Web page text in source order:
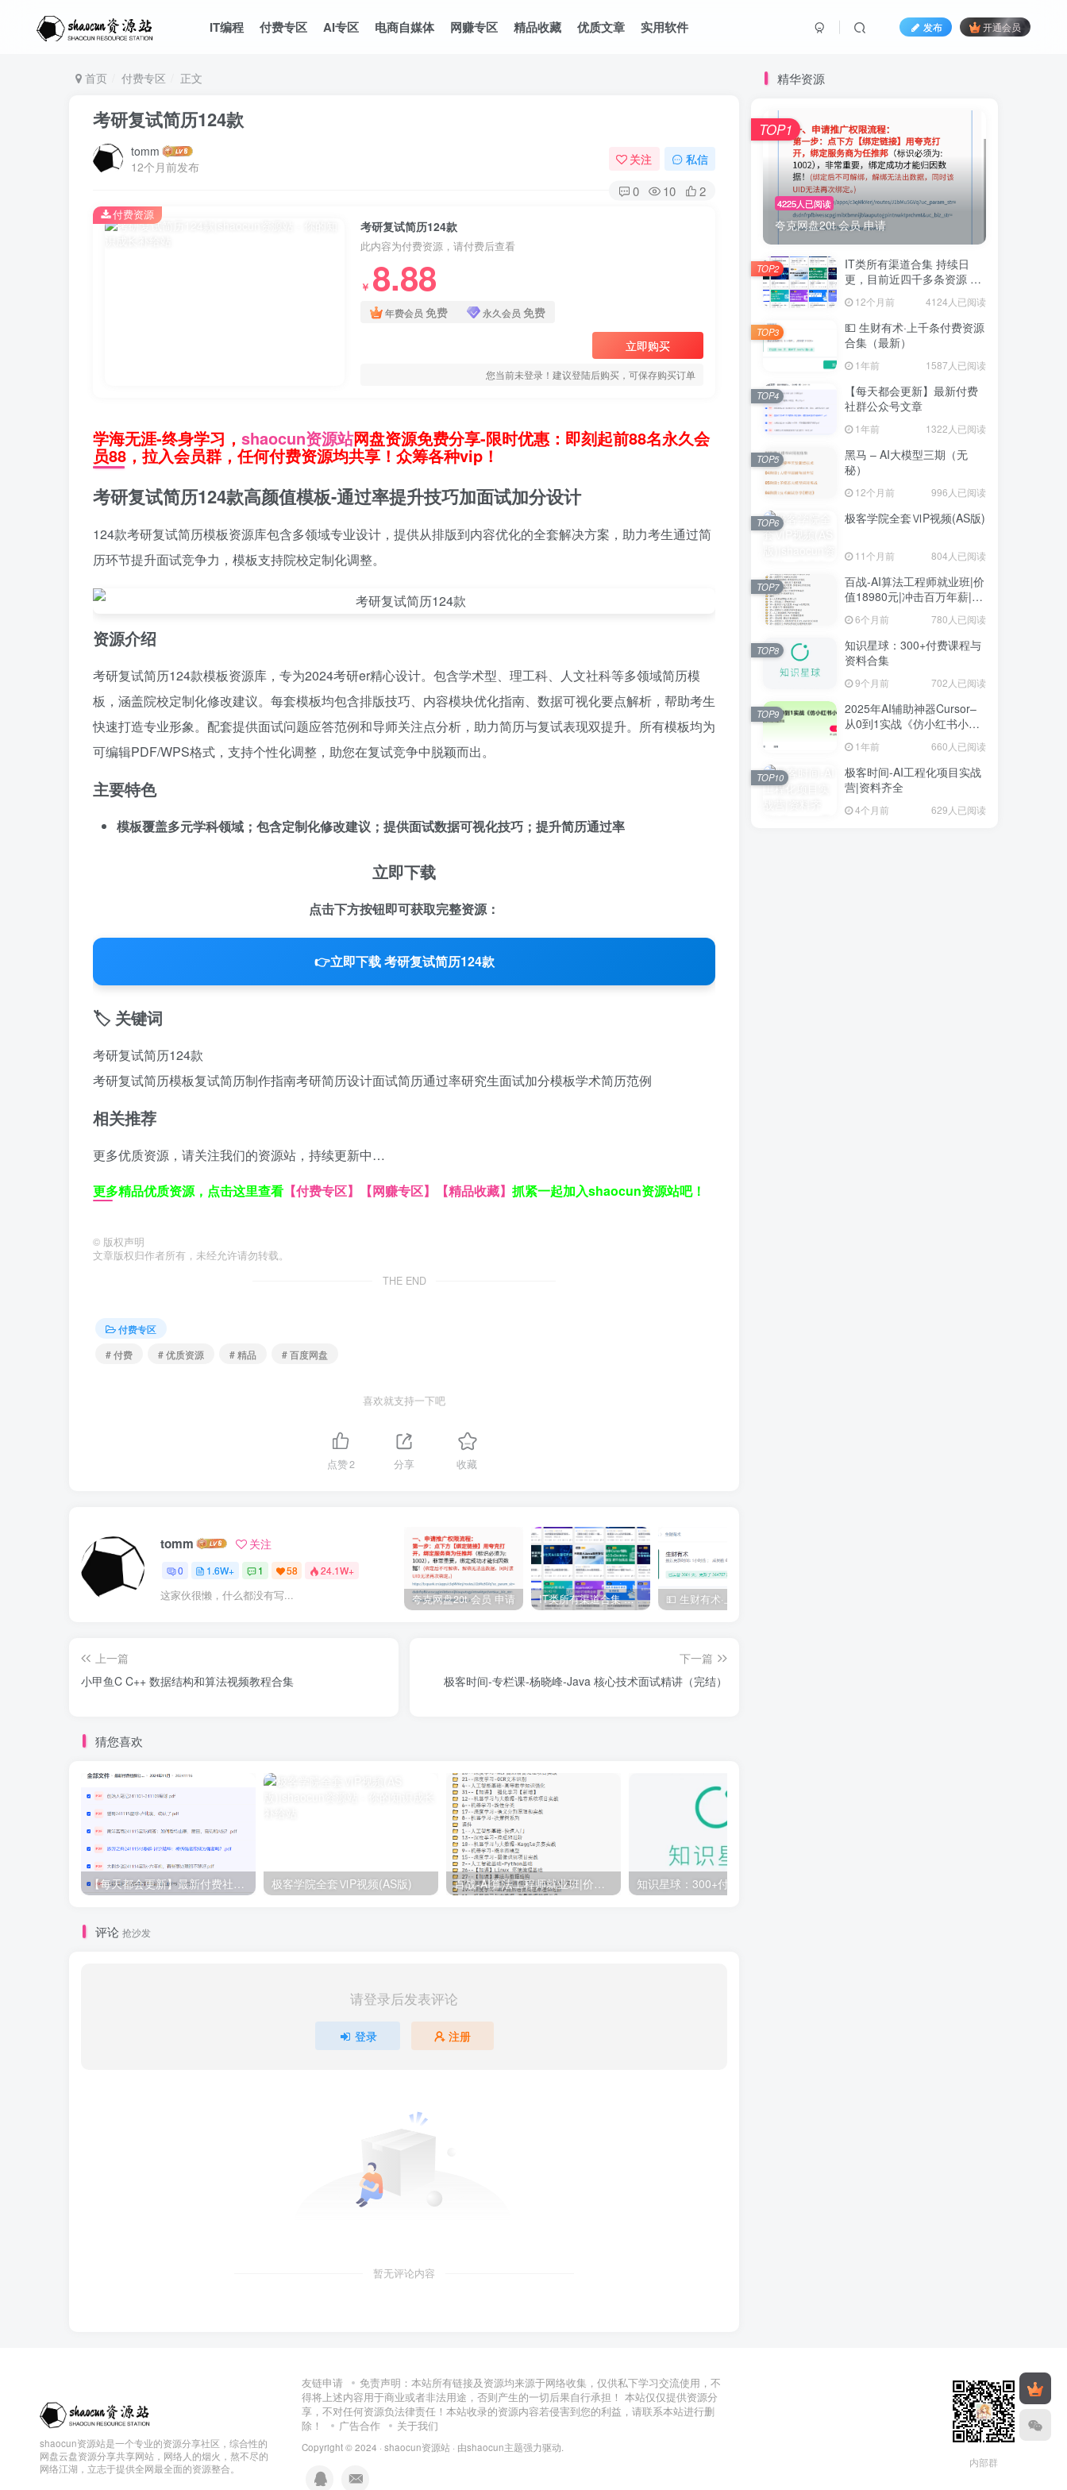
IT编程 付费专区 AI专区 电商自媒体 网赚专区 精品收藏 优质文章 实用软件 发布 开通会员
首页 付费专区 正文
考研复试简历124款
tomm
12个月前发布
关注 私信
0 10 2
考研复试简历124款
此内容为付费资源，请付费后查看
￥ 8.88
年费会员 免费 永久会员 免费
立即购买
您当前未登录！建议登陆后购买，可保存购买订单
付费资源
学海无涯-终身学习， shaocun资源站网盘资源免费分享-限时优惠：即刻起前88名永久会
员88，拉入会员群，任何付费资源均共享！众筹各种vip！
考研复试简历124款高颜值模板-通过率提升技巧加面试加分设计
124款考研复试简历模板资源库包含多领域专业设计，提供从排版到内容优化的全套解决方案，助力考生通过简
历环节提升面试竞争力，模板支持院校定制化调整。
资源介绍
考研复试简历124款模板资源库，专为2024考研er精心设计。包含学术型、理工科、人文社科等多领域简历模
板，涵盖院校定制化修改建议。每套模板均包含排版技巧、内容模块优化指南、数据可视化要点解析，帮助考生
快速打造专业形象。配套提供面试问题应答范例和导师关注点分析，助力简历与复试表现双提升。所有模板均为
可编辑PDF/WPS格式，支持个性化调整，助您在复试竞争中脱颖而出。
主要特色
模板覆盖多元学科领域；包含定制化修改建议；提供面试数据可视化技巧；提升简历通过率
立即下载
点击下方按钮即可获取完整资源：
👉立即下载 考研复试简历124款
🏷️ 关键词
考研复试简历124款
考研复试简历模板复试简历制作指南考研简历设计面试简历通过率研究生面试加分模板学术简历范例
相关推荐
更多优质资源，请关注我们的资源站，持续更新中…
更多精品优质资源，点击这里查看 【付费专区】 【网赚专区】 【精品收藏】 抓紧一起加入shaocun资源站吧！
© 版权声明
文章版权归作者所有，未经允许请勿转载。
THE END
付费专区
# 付费
# 优质资源 # 精品 # 百度网盘
喜欢就支持一下吧
点赞2 分享 收藏
tomm 关注
0 1.6W+ 1 58 24.1W+
这家伙很懒，什么都没有写... 夸克网盘20t 会员 申请 IT类所有渠道合集 持续日更，目前近四千多条资源 年费用户微信私信获取权限
上一篇
小甲鱼C C++ 数据结构和算法视频教程合集
下一篇
极客时间-专栏课-杨晓峰-Java 核心技术面试精讲（完结）
猜您喜欢
【每天都会更新】最新付费社群公众号文章 极客学院全套ⅥP视频(AS版) 百战-AI算法工程师就业班|价值18980元|冲击百万年薪|完结无秘
评论 抢沙发
请登录后发表评论
登录 注册
暂无评论内容
精华资源
4225人已阅读
夸克网盘20t 会员 申请
TOP1
IT类所有渠道合集 持续日
更，目前近四千多条资源 年
12个月前 4124人已阅读
TOP2
💵 生财有术·上千条付费资源
合集（最新）
1年前 1587人已阅读
TOP3
【每天都会更新】最新付费
社群公众号文章
1年前 1322人已阅读
TOP4
黑马 – AI大模型三期（无
秘）
12个月前 996人已阅读
TOP5
极客学院全套ⅥP视频(AS版)
11个月前 804人已阅读
TOP6
百战-AI算法工程师就业班|价
值18980元|冲击百万年薪|完
结无秘
6个月前 780人已阅读
TOP7
知识星球：300+付费课程与
资料合集
9个月前 702人已阅读
TOP8
2025年AI辅助神器Cursor–
从0到1实战《仿小红书小程
序》1年前 660人已阅读
TOP9
极客时间-AI工程化项目实战
营|资料齐全
4个月前 629人已阅读
TOP10
shaocun资源站是一个专业的资源分享社区，综合性的
网盘云盘资源分享共享网站，网络人的烟火，熬不尽的
网络江湖，立志于提供全网最全面的资源整合。
友链申请
免责声明：本站所有链接及资源均来源于网络收集，仅供私下学习交流使用，不
得将上述内容用于商业或者非法用途，否则产生的一切后果自行承担！ 本站仅仅提供资源分
享，不对任何资源负法律责任！本站收录的资源内容若侵害到您的利益，请联系本站进行删
除！
广告合作 关于我们
Copyright © 2024 · shaocun资源站 · 由shaocun主题强力驱动.
内部群